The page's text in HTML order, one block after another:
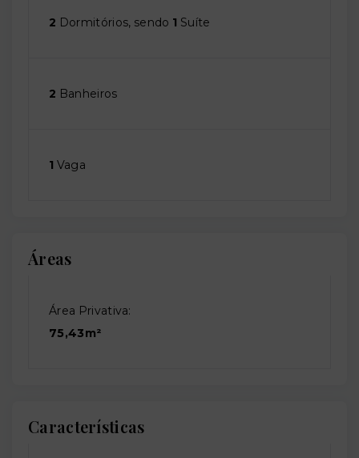
2 Dormitórios, sendo 1 Suíte
2 Banheiros
1 Vaga
Áreas
Área Privativa:
75,43m²
Características